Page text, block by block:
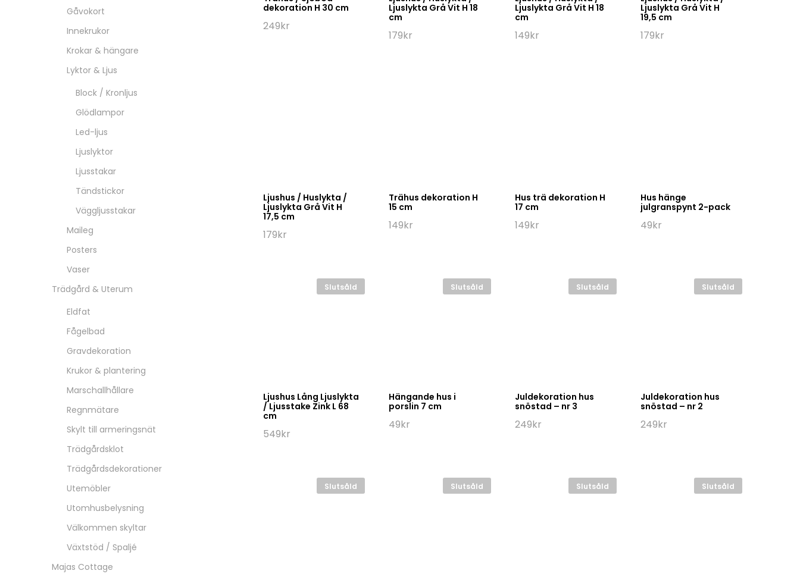
dekoration H 30 cm
249kr
Ljuslykta Grå Vit H 18
cm
179kr
Ljuslykta Grå Vit H 18
cm
149kr
Ljuslykta Grå Vit H
19,5 cm
179kr
Ljushus / Huslykta /
Ljuslykta Grå Vit H
17,5 cm
179kr
Trähus dekoration H
15 cm
149kr
Hus trä dekoration H
17 cm
149kr
Hus hänge
julgranspynt 2-pack
49kr
Slutsåld
Ljushus Lång Ljuslykta
/ Ljusstake Zink L 68
cm
549kr
Slutsåld
Hängande hus i
porslin 7 cm
49kr
Slutsåld
Juldekoration hus
snöstad – nr 3
249kr
Slutsåld
Juldekoration hus
snöstad – nr 2
249kr
Slutsåld Slutsåld Slutsåld Slutsåld
Gåvokort
Innekrukor
Krokar & hängare
Lyktor & Ljus
Block / Kronljus
Glödlampor
Led-ljus
Ljuslyktor
Ljusstakar
Tändstickor
Väggljusstakar
Maileg
Posters
Vaser
Trädgård & Uterum
Eldfat
Fågelbad
Gravdekoration
Krukor & plantering
Marschallhållare
Regnmätare
Skylt till armeringsnät
Trädgårdsklot
Trädgårdsdekorationer
Utemöbler
Utomhusbelysning
Välkommen skyltar
Växtstöd / Spaljé
Majas Cottage